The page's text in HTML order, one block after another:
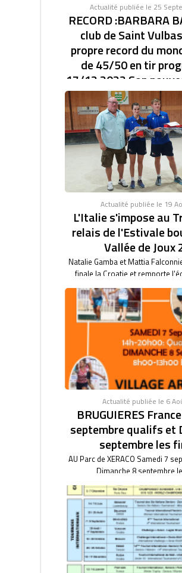
Actualité publiée le 25
RECORD :BARBARA
club de Saint
propre record du
de 45/50 en tir
17/12 2023 Son
de 46/47.établi à la
des clubs
RECORD DU MONDE EN TIR
46/47. BARBARA BARTHET du
bas son...
Actualité publiée le 19
L'Italie s'impose au
relais de l'Estivale
Vallée de Joux
Natalie Gamba et Mattia
finale la Croatie et remporte
Actualité publiée le 6
BRUGUIERES
septembre qualifs et
septembre les
AU Parc de XERACO Samedi 7
Dimanche 8 septembre